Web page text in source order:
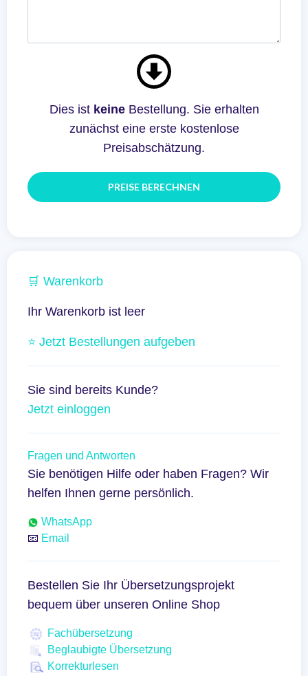
Dies ist keineBestellung. Sie erhalten
zunächst eine erste kostenlose
Preisabschätzung.
🛒 Warenkorb
Ihr Warenkorb ist leer
⭐ Jetzt Bestellungen aufgeben
Sie sind bereits Kunde?
Jetzt einloggen
Fragen und Antworten
Sie benötigen Hilfe oder haben Fragen? Wir
helfen Ihnen gerne persönlich.
WhatsApp
📧 Email
Bestellen Sie Ihr Übersetzungsprojekt
bequem über unseren Online Shop
Fachübersetzung
Beglaubigte Übersetzung
Korrekturlesen